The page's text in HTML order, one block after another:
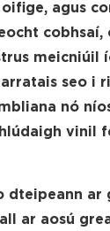
agus
cobhsaí,
meicniúil
seo i
nó
vinil
dteipeann ar
ar aosú